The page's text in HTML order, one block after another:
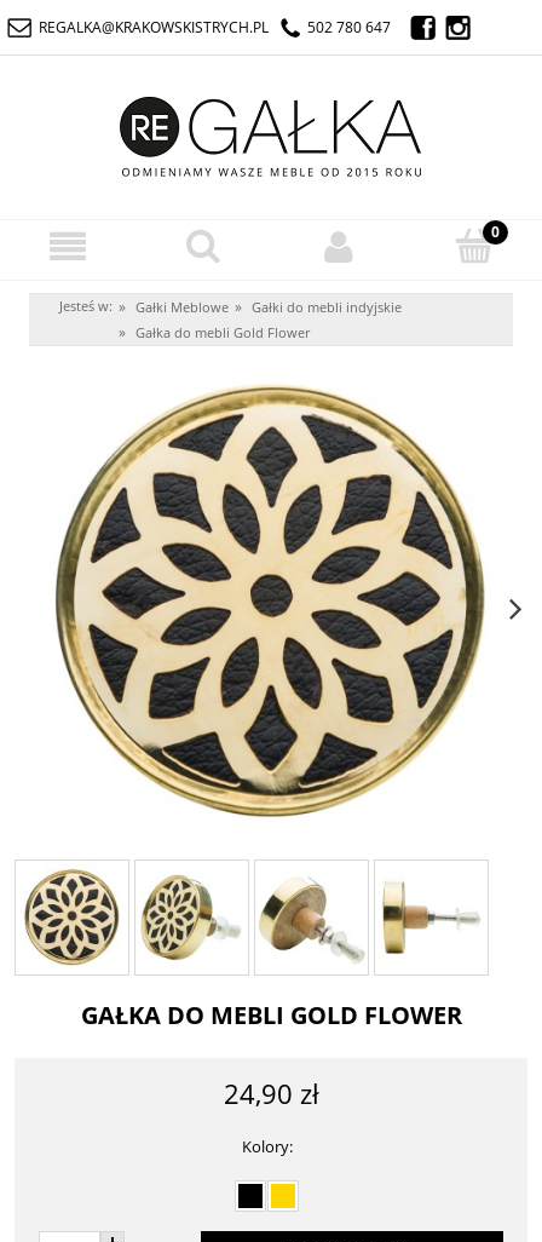
REGALKA@KRAKOWSKISTRYCH.PL 502 780 647
Jesteś w: » Gałki Meblowe » Gałki do mebli indyjskie
» Gałka do mebli Gold Flower
GAŁKA DO MEBLI GOLD FLOWER
24,90 zł
Kolory: